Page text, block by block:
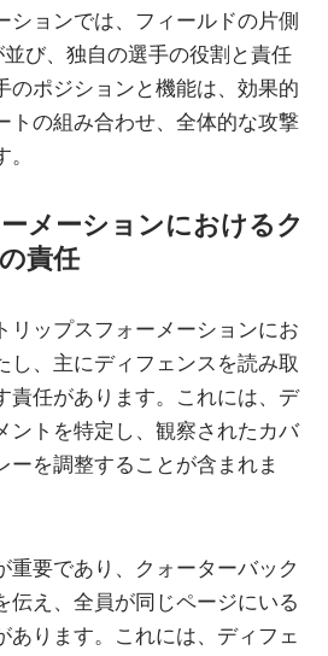
ションでは、フィールドの片側
び、独自の選手の役割と責任
のポジションと機能は、効果的
トの組み合わせ、全体的な攻撃
メーションにおけるク
責任
リップスフォーメーションにお
し、主にディフェンスを読み取
責任があります。これには、デ
ントを特定し、観察されたカバ
ーを調整することが含まれま
重要であり、クォーターバック
伝え、全員が同じページにいる
あります。これには、ディフェ